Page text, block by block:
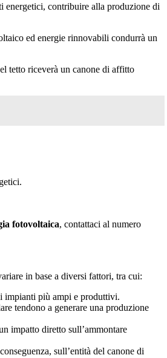
energetici, contribuire alla produzione di
ed energie rinnovabili condurrà un
tetto riceverà un canone di affitto
fotovoltaica, contattaci al numero
in base a diversi fattori, tra cui:
impianti più ampi e produttivi.
tendono a generare una produzione
impatto diretto sull’ammontare
sull’entità del canone di